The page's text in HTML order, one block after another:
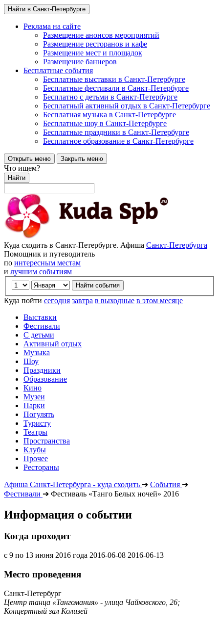
Найти в Санкт-Петербурге
Реклама на сайте
Размещение анонсов мероприятий
Размещение ресторанов и кафе
Размещение мест и площадок
Размещение баннеров
Бесплатные события
Бесплатные выставки в Санкт-Петербурге
Бесплатные фестивали в Санкт-Петербурге
Бесплатно с детьми в Санкт-Петербурге
Бесплатный активный отдых в Санкт-Петербурге
Бесплатная музыка в Санкт-Петербурге
Бесплатные шоу в Санкт-Петербурге
Бесплатные праздники в Санкт-Петербурге
Бесплатное образование в Санкт-Петербурге
Открыть меню Закрыть меню
Что ищем?
Найти
Куда сходить в Санкт-Петербурге. Афиша Санкт-Петербурга
Помощник и путеводитель
по интересным местам
и лучшим событиям
Куда пойти сегодня завтра в выходные в этом месяце
Выставки
Фестивали
С детьми
Активный отдых
Музыка
Шоу
Праздники
Образование
Кино
Музеи
Парки
Погулять
Туристу
Театры
Пространства
Клубы
Прочее
Рестораны
Афиша Санкт-Петербурга - куда сходить ➔ События ➔
Фестивали ➔ Фестиваль «Танго Белых ночей» 2016
Информация о событии
Когда проходит
с 9 по 13 июня 2016 года 2016-06-08 2016-06-13
Место проведения
Санкт-Петербург
Центр танца «Тангомания» - улица Чайковского, 26;
Концертный зал Колизей